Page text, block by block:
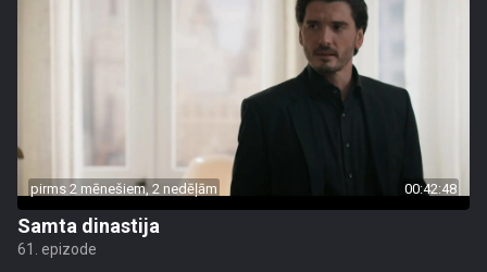
pirms 2 mēnešiem, 2 nedēļām 00:42:48
Samta dinastija
61. epizode